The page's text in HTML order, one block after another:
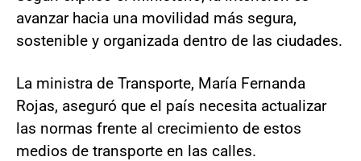
avanzar hacia una movilidad más segura,
sostenible y organizada dentro de las ciudades.
La ministra de Transporte, María Fernanda
Rojas, aseguró que el país necesita actualizar
las normas frente al crecimiento de estos
medios de transporte en las calles.